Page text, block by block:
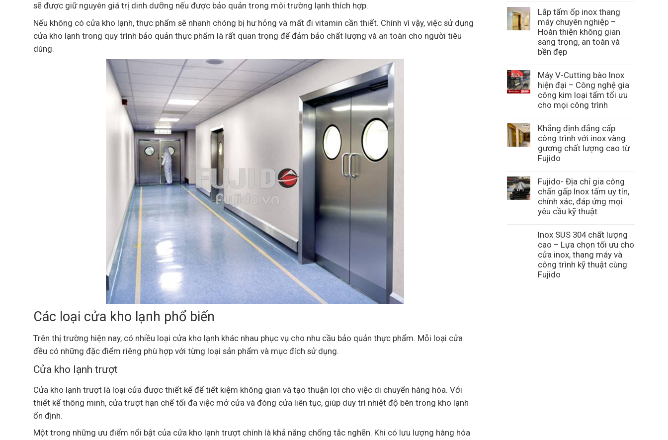
sẽ được giữ nguyên giá trị dinh dưỡng nếu được bảo quản trong môi trường lạnh thích hợp.
Nếu không có cửa kho lạnh, thực phẩm sẽ nhanh chóng bị hư hỏng và mất đi vitamin cần thiết. Chính vì vậy, việc sử dụng
cửa kho lạnh trong quy trình bảo quản thực phẩm là rất quan trọng để đảm bảo chất lượng và an toàn cho người tiêu
dùng.
Các loại cửa kho lạnh phổ biến
Trên thị trường hiện nay, có nhiều loại cửa kho lạnh khác nhau phục vụ cho nhu cầu bảo quản thực phẩm. Mỗi loại cửa
đều có những đặc điểm riêng phù hợp với từng loại sản phẩm và mục đích sử dụng.
Cửa kho lạnh trượt
Cửa kho lạnh trượt là loại cửa được thiết kế để tiết kiệm không gian và tạo thuận lợi cho việc di chuyển hàng hóa. Với
thiết kế thông minh, cửa trượt hạn chế tối đa việc mở cửa và đóng cửa liên tục, giúp duy trì nhiệt độ bên trong kho lạnh
ổn định.
Một trong những ưu điểm nổi bật của cửa kho lạnh trượt chính là khả năng chống tắc nghẽn. Khi có lưu lượng hàng hóa
Lắp tấm ốp inox thang
máy chuyên nghiệp –
Hoàn thiện không gian
sang trọng, an toàn và
bền đẹp
Máy V-Cutting bào Inox
hiện đại – Công nghệ gia
công kim loại tấm tối ưu
cho mọi công trình
Khẳng định đẳng cấp
công trình với inox vàng
gương chất lượng cao từ
Fujido
Fujido- Địa chỉ gia công
chấn gấp Inox tấm uy tín,
chính xác, đáp ứng mọi
yêu cầu kỹ thuật
Inox SUS 304 chất lượng
cao – Lựa chọn tối ưu cho
cửa inox, thang máy và
công trình kỹ thuật cùng
Fujido